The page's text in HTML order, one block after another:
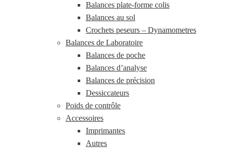
Balances plate-forme colis
Balances au sol
Crochets peseurs – Dynamometres
Balances de Laboratoire
Balances de poche
Balances d’analyse
Balances de précision
Dessiccateurs
Poids de contrôle
Accessoires
Imprimantes
Autres